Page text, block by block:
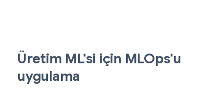
Üretim ML'si için MLOps'u
uygulama